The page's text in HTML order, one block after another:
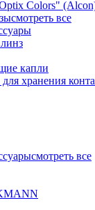
Colors"
смотреть все
капли
хранения
смотреть все